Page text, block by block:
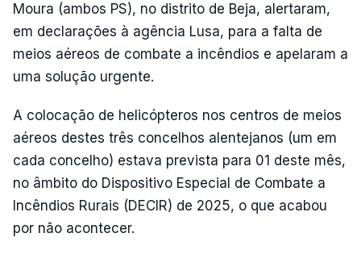
Moura (ambos PS), no distrito de Beja, alertaram,
em declarações à agência Lusa, para a falta de
meios aéreos de combate a incêndios e apelaram a
uma solução urgente.
A colocação de helicópteros nos centros de meios
aéreos destes três concelhos alentejanos (um em
cada concelho) estava prevista para 01 deste mês,
no âmbito do Dispositivo Especial de Combate a
Incêndios Rurais (DECIR) de 2025, o que acabou
por não acontecer.